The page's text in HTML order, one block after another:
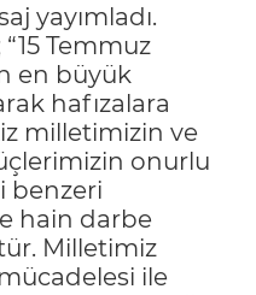
yayımladı.
Temmuz
en büyük
hafızalara
milletimizin ve
onurlu
benzeri
hain darbe
Milletimiz
ile